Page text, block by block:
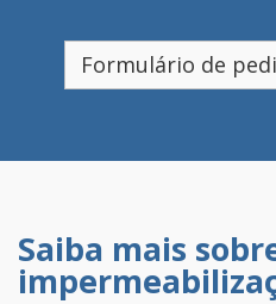
Formulário de
Saiba mais